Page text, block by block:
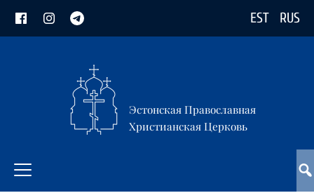
EST RUS
Эстонская Православная
Христианская Церковь